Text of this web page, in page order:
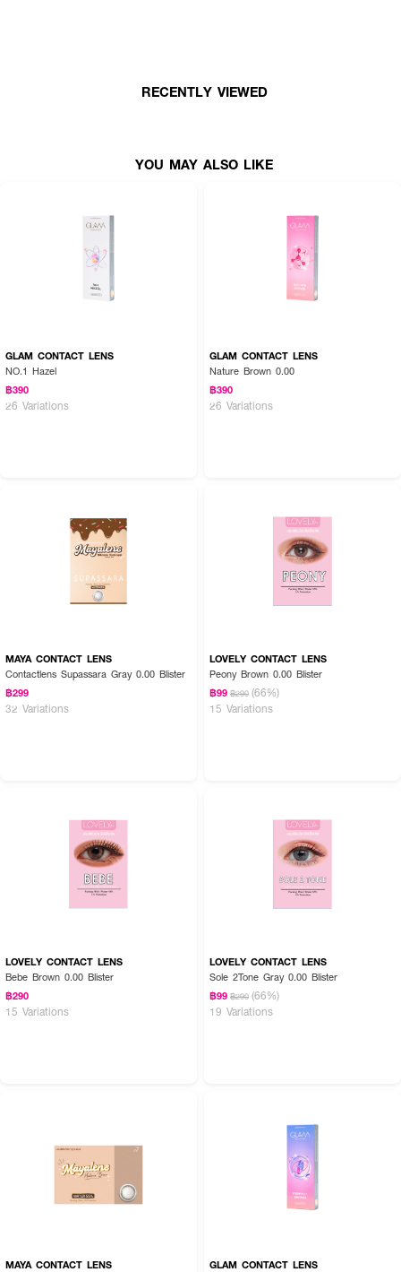
RECENTLY VIEWED
YOU MAY ALSO LIKE
GLAM CONTACT LENS
NO.1 Hazel
฿390
26 Variations
GLAM CONTACT LENS
Nature Brown 0.00
฿390
26 Variations
MAYA CONTACT LENS
Contactlens Supassara Gray 0.00 Blister
฿299
32 Variations
LOVELY CONTACT LENS
Peony Brown 0.00 Blister
฿99 ฿290 (66%)
15 Variations
LOVELY CONTACT LENS
Bebe Brown 0.00 Blister
฿290
15 Variations
LOVELY CONTACT LENS
Sole 2Tone Gray 0.00 Blister
฿99 ฿290 (66%)
19 Variations
MAYA CONTACT LENS GLAM CONTACT LENS